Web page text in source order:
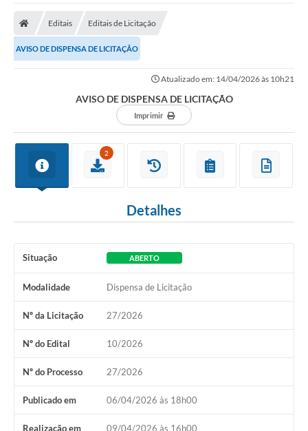
Diário Oficial
Sic
Contato
Notícias
Emissão de carnê Taxa Licença para Funcionamento
Contratos
Terceiro Setor
Nossa Cidade
Ouvidoria
Editais Editais de Licitação
AVISO DE DISPENSA DE LICITAÇÃO
Atualizado em: 14/04/2026 às 10h21
AVISO DE DISPENSA DE LICITAÇÃO
Imprimir
2
Detalhes
Situação ABERTO
Modalidade Dispensa de Licitação
Nº da Licitação 27/2026
Nº do Edital 10/2026
Nº do Processo 27/2026
Publicado em 06/04/2026 às 18h00
Realização em 09/04/2026 às 16h00